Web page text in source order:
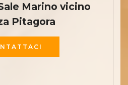
Marino vicino
Pitagora